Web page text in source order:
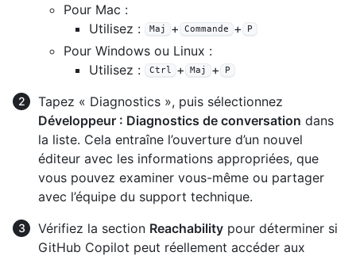
Pour Mac :
Utilisez :
Maj + Commande + P
Pour Windows ou Linux :
Utilisez :
Ctrl + Maj + P
Tapez « Diagnostics », puis sélectionnez
Développeur : Diagnostics de conversation dans
la liste. Cela entraîne l’ouverture d’un nouvel
éditeur avec les informations appropriées, que
vous pouvez examiner vous-même ou partager
avec l’équipe du support technique.
Vérifiez la section Reachability pour déterminer si
GitHub Copilot peut réellement accéder aux